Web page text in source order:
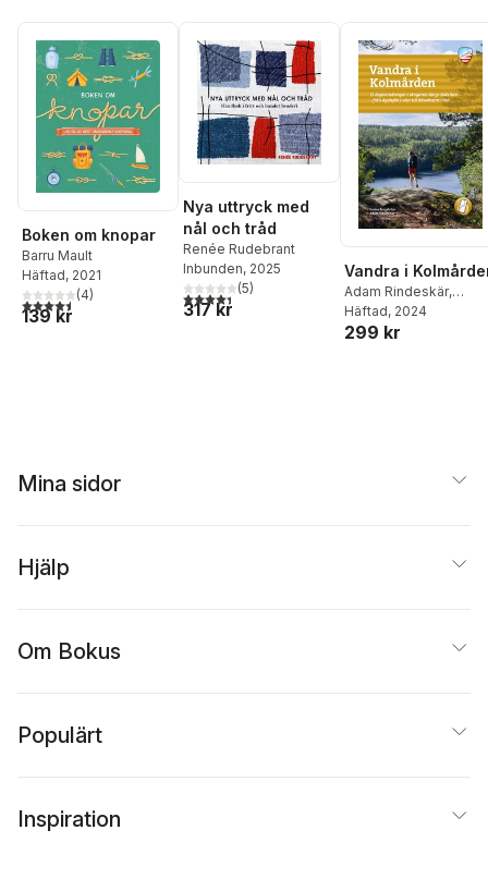
Boken om knopar
Barru Mault
Häftad, 2021
4,5utav 5 stjärnor. Totalt antal röster:
(4)
139 kr
Nya uttryck med
nål och tråd
Renée Rudebrant
Inbunden, 2025
4,4utav 5 stjärnor. Totalt antal röster:
(5)
317 kr
Vandra i
Adam Rindeskär,
Lovisa Bergström
Häftad, 2024
299 kr
Mina sidor
Hjälp
Om Bokus
Populärt
Inspiration